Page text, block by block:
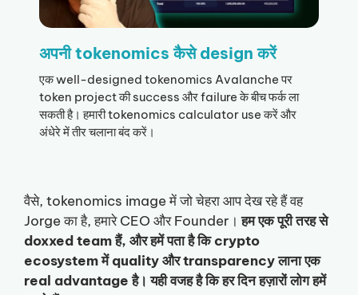
अपनी tokenomics कैसे design करें
एक well-designed tokenomics Avalanche पर
token project की success और failure के बीच फर्क ला
सकती है। हमारी tokenomics calculator use करें और
अंधेरे में तीर चलाना बंद करें।
वैसे, tokenomics image में जो चेहरा आप देख रहे हैं वह
Jorge का है, हमारे CEO और Founder।हम एक पूरी तरह से
doxxed team हैं, और हमें पता है कि crypto
ecosystem में quality और transparency लाना एक
real advantage है। यही वजह है कि हर दिन हज़ारों लोग हमें